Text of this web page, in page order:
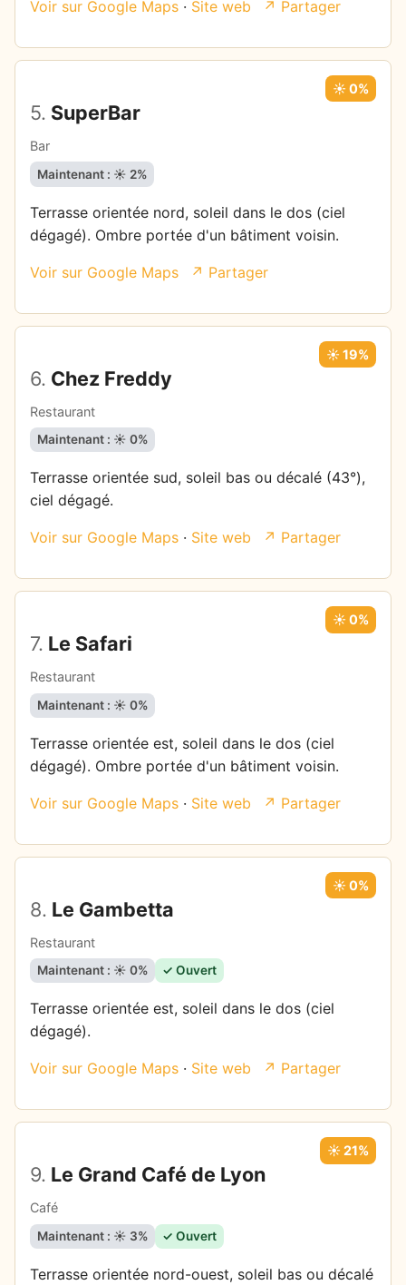
Voir sur Google Maps · Site web ↗ Partager
5. SuperBar
Bar
☀️ 0%
Maintenant : ☀️ 2%
Terrasse orientée nord, soleil dans le dos (ciel
dégagé). Ombre portée d'un bâtiment voisin.
Voir sur Google Maps ↗ Partager
6. Chez Freddy
Restaurant
☀️ 19%
Maintenant : ☀️ 0%
Terrasse orientée sud, soleil bas ou décalé (43°),
ciel dégagé.
Voir sur Google Maps · Site web ↗ Partager
7. Le Safari
Restaurant
☀️ 0%
Maintenant : ☀️ 0%
Terrasse orientée est, soleil dans le dos (ciel
dégagé). Ombre portée d'un bâtiment voisin.
Voir sur Google Maps · Site web ↗ Partager
8. Le Gambetta
Restaurant
☀️ 0%
Maintenant : ☀️ 0% ✓ Ouvert
Terrasse orientée est, soleil dans le dos (ciel
dégagé).
Voir sur Google Maps · Site web ↗ Partager
9. Le Grand Café de Lyon
Café
☀️ 21%
Maintenant : ☀️ 3% ✓ Ouvert
Terrasse orientée nord-ouest, soleil bas ou décalé